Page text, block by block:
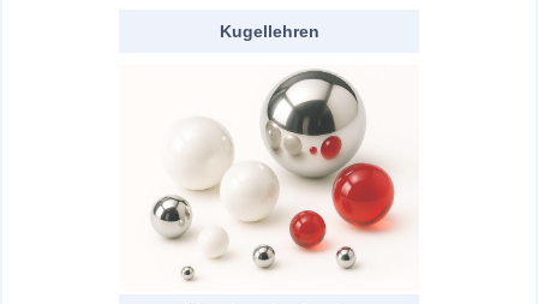
Kugellehren